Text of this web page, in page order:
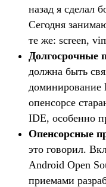
назад я сделал
Сегодня
те же: screen,
Долгосрочные
должна быть
доминирование
опенсорсе
IDE, особенно
Опенсорсные
это говорил.
Android Open
приемами